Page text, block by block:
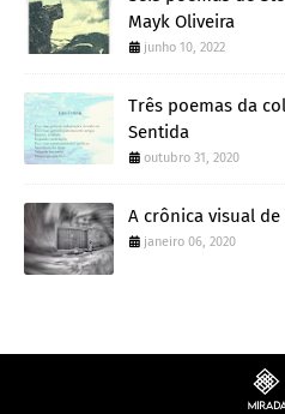
Mayk Oliveira
junho 10, 2022
Três poemas da
Sentida
outubro 31, 2020
A crônica visual de
janeiro 06, 2020